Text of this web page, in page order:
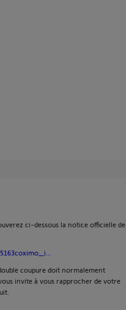
ci-dessous la notice officielle de
coupure doit normalement
invite à vous rapprocher de votre